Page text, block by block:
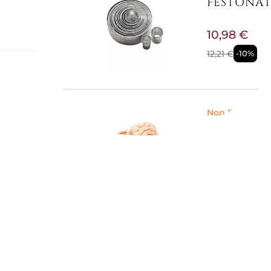
12,21 € -10%
10,98 €
Non
STAMPO